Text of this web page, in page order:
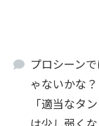
プロシーンで
ゃないかな
「適当なタ
は少し弱く